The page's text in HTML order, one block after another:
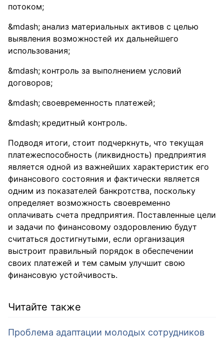
потоком;
анализ материальных активов с целью
выявления возможностей их дальнейшего
использования;
контроль за выполнением условий
договоров;
своевременность платежей;
кредитный контроль.
Подводя итоги, стоит подчеркнуть, что текущая
платежеспособность (ликвидность) предприятия
является одной из важнейших характеристик его
финансового состояния и фактически является
одним из показателей банкротства, поскольку
определяет возможность своевременно
оплачивать счета предприятия. Поставленные цели
и задачи по финансовому оздоровлению будут
считаться достигнутыми, если организация
выстроит правильный порядок в обеспечении
своих платежей и тем самым улучшит свою
финансовую устойчивость.
Читайте также
Проблема адаптации молодых сотрудников